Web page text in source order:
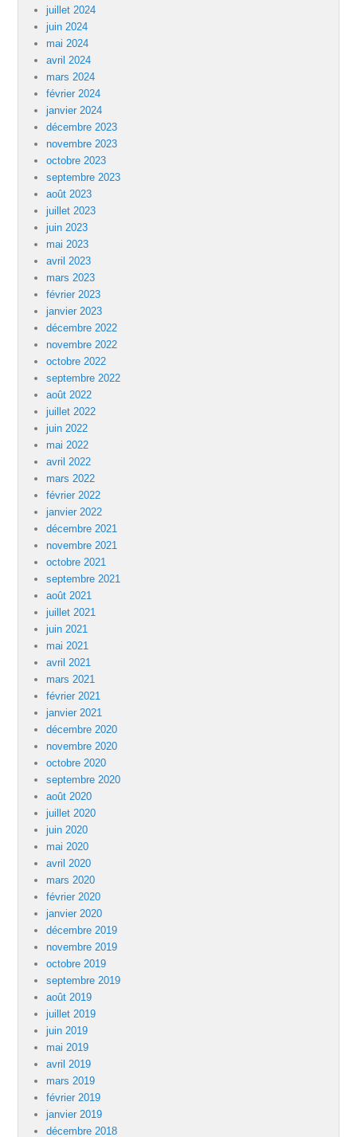
juillet 2024
juin 2024
mai 2024
avril 2024
mars 2024
février 2024
janvier 2024
décembre 2023
novembre 2023
octobre 2023
septembre 2023
août 2023
juillet 2023
juin 2023
mai 2023
avril 2023
mars 2023
février 2023
janvier 2023
décembre 2022
novembre 2022
octobre 2022
septembre 2022
août 2022
juillet 2022
juin 2022
mai 2022
avril 2022
mars 2022
février 2022
janvier 2022
décembre 2021
novembre 2021
octobre 2021
septembre 2021
août 2021
juillet 2021
juin 2021
mai 2021
avril 2021
mars 2021
février 2021
janvier 2021
décembre 2020
novembre 2020
octobre 2020
septembre 2020
août 2020
juillet 2020
juin 2020
mai 2020
avril 2020
mars 2020
février 2020
janvier 2020
décembre 2019
novembre 2019
octobre 2019
septembre 2019
août 2019
juillet 2019
juin 2019
mai 2019
avril 2019
mars 2019
février 2019
janvier 2019
décembre 2018